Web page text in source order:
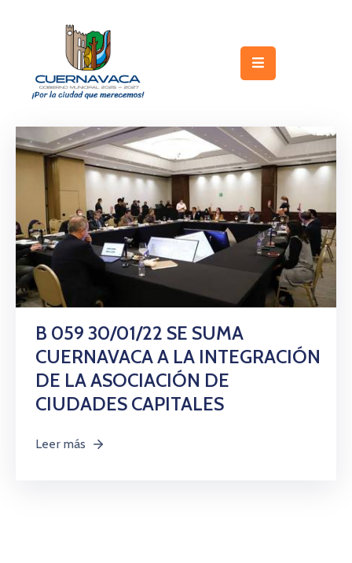
Gobierno
Turismo
Trámites
Servicios
Licitaciones
Transparencia
Citas
B 059 30/01/22 SE SUMA
CUERNAVACA A LA INTEGRACIÓN
DE LA ASOCIACIÓN DE
CIUDADES CAPITALES
Leer más